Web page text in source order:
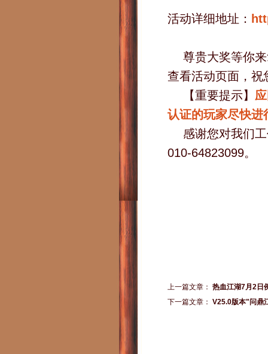
活动详细地址：
尊贵大奖等你
查看活动页面，祝
【重要提示】
认证的玩家尽快进
感谢您对我们
010-64823099。
上一篇文章： 热血江湖7月2日
下一篇文章： V25.0版本"问鼎